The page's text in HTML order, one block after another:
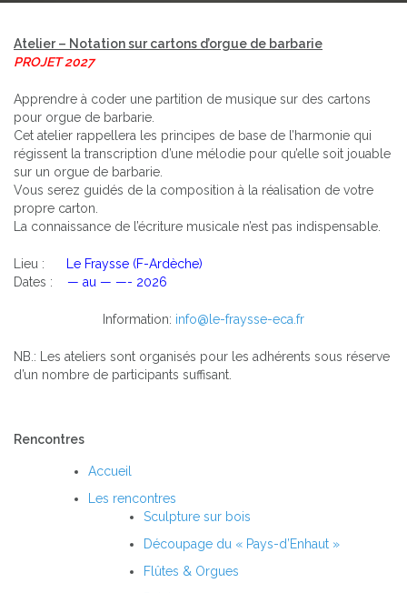
Atelier – Notation sur cartons d’orgue de barbarie
PROJET 2027
Apprendre à coder une partition de musique sur des cartons
pour orgue de barbarie.
Cet atelier rappellera les principes de base de l’harmonie qui
régissent la transcription d’une mélodie pour qu’elle soit jouable
sur un orgue de barbarie.
Vous serez guidés de la composition à la réalisation de votre
propre carton.
La connaissance de l’écriture musicale n’est pas indispensable.
Lieu :
Le Fraysse (F-Ardèche)
Dates : — au — —- 2026
Information: info@le-fraysse-eca.fr
NB.: Les ateliers sont organisés pour les adhérents sous réserve
d’un nombre de participants suffisant.
Rencontres
Accueil
Les rencontres
Sculpture sur bois
Découpage du « Pays-d’Enhaut »
Flûtes & Orgues